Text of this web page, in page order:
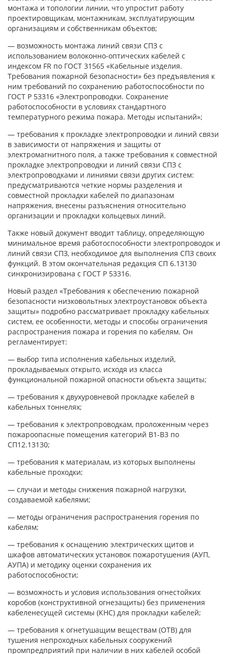
монтажа и топологии линии, что упростит работу
проектировщикам, монтажникам, эксплуатирующим
организациям и собственникам объектов;
— возможность монтажа линий связи СПЗ с
использованием волоконно-оптических кабелей с
индексом FR по ГОСТ 31565 «Кабельные изделия.
Требования пожарной безопасности» без предъявления к
ним требований по сохранению работоспособности по
ГОСТ Р 53316 «Электропроводки. Сохранение
работоспособности в условиях стандартного
температурного режима пожара. Методы испытаний»;
— требования к прокладке электропроводки и линий связи
в зависимости от напряжения и защиты от
электромагнитного поля, а также требования к совместной
прокладке электропроводки и линий связи СПЗ с
электропроводками и линиями связи других систем:
предусматриваются четкие нормы разделения и
совместной прокладки кабелей по диапазонам
напряжения, внесены разъяснения относительно
организации и прокладки кольцевых линий.
Также новый документ вводит таблицу, определяющую
минимальное время работоспособности электропроводок и
линий связи СПЗ, необходимое для выполнения СПЗ своих
функций. В этом окончательная редакция СП 6.13130
синхронизирована с ГОСТ Р 53316.
Новый раздел «Требования к обеспечению пожарной
безопасности низковольтных электроустановок объекта
защиты» подробно рассматривает прокладку кабельных
систем, ее особенности, методы и способы ограничения
распространения пожара и горения по кабелям. Он
регламентирует:
— выбор типа исполнения кабельных изделий,
прокладываемых открыто, исходя из класса
функциональной пожарной опасности объекта защиты;
— требования к двухуровневой прокладке кабелей в
кабельных тоннелях;
— требования к электропроводкам, проложенным через
пожароопасные помещения категорий В1-В3 по
СП12.13130;
— требования к материалам, из которых выполнены
кабельные проходки;
— случаи и методы снижения пожарной нагрузки,
создаваемой кабелями;
— методы ограничения распространения горения по
кабелям;
— требования к оснащению электрических щитов и
шкафов автоматических установок пожаротушения (АУП,
АУПА) и методику оценки сохранения их
работоспособности;
— возможность и условия использования огнестойких
коробов (конструктивной огнезащиты) без применения
кабеленесущей системы (КНС) для прокладки кабелей;
— требования к огнетушащим веществам (ОТВ) для
тушения непроходных кабельных сооружений
промпредприятий при наличии в них кабелей особой